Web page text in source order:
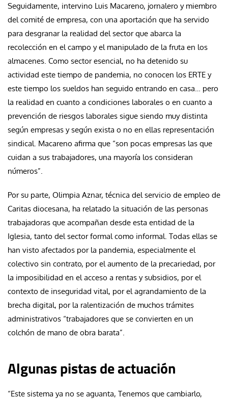
Seguidamente, intervino Luis Macareno, jornalero y miembro
del comité de empresa, con una aportación que ha servido
para desgranar la realidad del sector que abarca la
recolección en el campo y el manipulado de la fruta en los
almacenes. Como sector esencial, no ha detenido su
actividad este tiempo de pandemia, no conocen los ERTE y
este tiempo los sueldos han seguido entrando en casa… pero
la realidad en cuanto a condiciones laborales o en cuanto a
prevención de riesgos laborales sigue siendo muy distinta
según empresas y según exista o no en ellas representación
sindical. Macareno afirma que “son pocas empresas las que
cuidan a sus trabajadores, una mayoría los consideran
números”.
Por su parte, Olimpia Aznar, técnica del servicio de empleo de
Caritas diocesana, ha relatado la situación de las personas
trabajadoras que acompañan desde esta entidad de la
Iglesia, tanto del sector formal como informal. Todas ellas se
han visto afectados por la pandemia, especialmente el
colectivo sin contrato, por el aumento de la precariedad, por
la imposibilidad en el acceso a rentas y subsidios, por el
contexto de inseguridad vital, por el agrandamiento de la
brecha digital, por la ralentización de muchos trámites
administrativos “trabajadores que se convierten en un
colchón de mano de obra barata”.
Algunas pistas de actuación
“Este sistema ya no se aguanta, Tenemos que cambiarlo,